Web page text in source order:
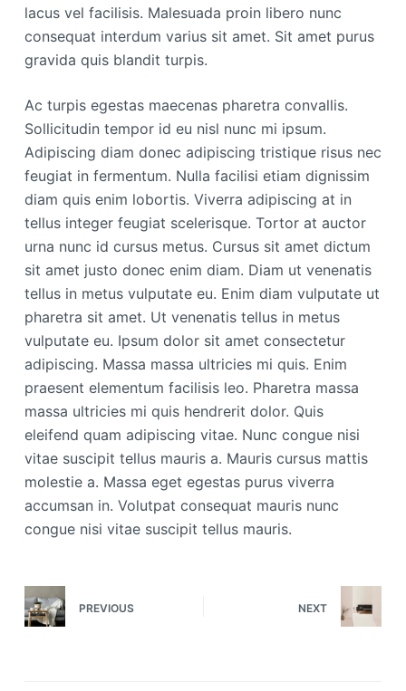
lacus vel facilisis. Malesuada proin libero nunc
consequat interdum varius sit amet. Sit amet purus
gravida quis blandit turpis.
Ac turpis egestas maecenas pharetra convallis.
Sollicitudin tempor id eu nisl nunc mi ipsum.
Adipiscing diam donec adipiscing tristique risus nec
feugiat in fermentum. Nulla facilisi etiam dignissim
diam quis enim lobortis. Viverra adipiscing at in
tellus integer feugiat scelerisque. Tortor at auctor
urna nunc id cursus metus. Cursus sit amet dictum
sit amet justo donec enim diam. Diam ut venenatis
tellus in metus vulputate eu. Enim diam vulputate ut
pharetra sit amet. Ut venenatis tellus in metus
vulputate eu. Ipsum dolor sit amet consectetur
adipiscing. Massa massa ultricies mi quis. Enim
praesent elementum facilisis leo. Pharetra massa
massa ultricies mi quis hendrerit dolor. Quis
eleifend quam adipiscing vitae. Nunc congue nisi
vitae suscipit tellus mauris a. Mauris cursus mattis
molestie a. Massa eget egestas purus viverra
accumsan in. Volutpat consequat mauris nunc
congue nisi vitae suscipit tellus mauris.
PREVIOUS NEXT